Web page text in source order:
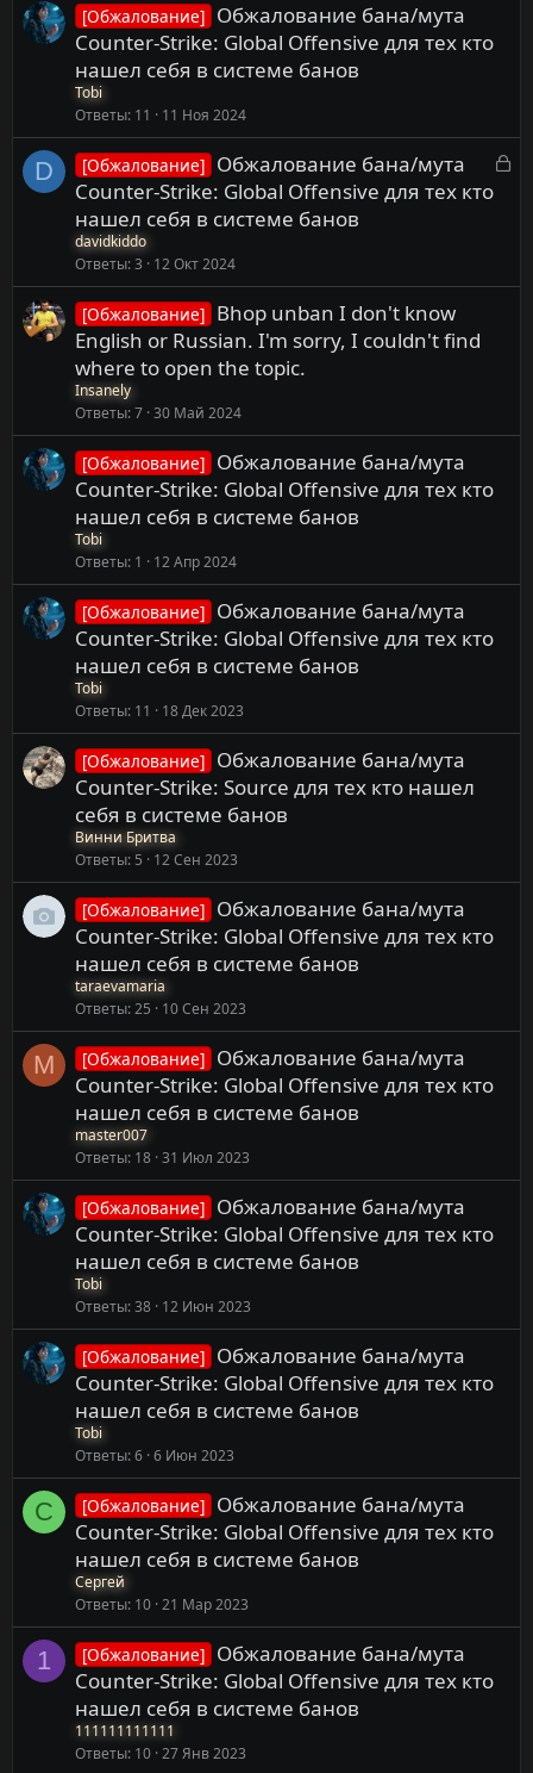
[Обжалование] Обжалование бана/мута
Counter-Strike: Global Offensive для тех кто
нашел себя в системе банов
Tobi
Ответы 11 11 Ноя 2024
D
З
т
[Обжалование] Обжалование бана/мута
Counter-Strike: Global Offensive для тех кто
нашел себя в системе банов
davidkiddo
Ответы 3 12 Окт 2024
[Обжалование] Bhop unban I don't know
English or Russian. I'm sorry, I couldn't find
where to open the topic.
Insanely
Ответы 7 30 Май 2024
[Обжалование] Обжалование бана/мута
Counter-Strike: Global Offensive для тех кто
нашел себя в системе банов
Tobi
Ответы 1 12 Апр 2024
[Обжалование] Обжалование бана/мута
Counter-Strike: Global Offensive для тех кто
нашел себя в системе банов
Tobi
Ответы 11 18 Дек 2023
[Обжалование] Обжалование бана/мута
Counter-Strike: Source для тех кто нашел
себя в системе банов
Винни Бритва
Ответы 5 12 Сен 2023
[Обжалование] Обжалование бана/мута
Counter-Strike: Global Offensive для тех кто
нашел себя в системе банов
taraevamaria
Ответы 25 10 Сен 2023
M [Обжалование] Обжалование бана/мута
Counter-Strike: Global Offensive для тех кто
нашел себя в системе банов
master007
Ответы 18 31 Июл 2023
[Обжалование] Обжалование бана/мута
Counter-Strike: Global Offensive для тех кто
нашел себя в системе банов
Tobi
Ответы 38 12 Июн 2023
[Обжалование] Обжалование бана/мута
Counter-Strike: Global Offensive для тех кто
нашел себя в системе банов
Tobi
Ответы 6 6 Июн 2023
C [Обжалование] Обжалование бана/мута
Counter-Strike: Global Offensive для тех кто
нашел себя в системе банов
Cергей
Ответы 10 21 Мар 2023
1 [Обжалование] Обжалование бана/мута
Counter-Strike: Global Offensive для тех кто
нашел себя в системе банов
111111111111
Ответы 10 27 Янв 2023